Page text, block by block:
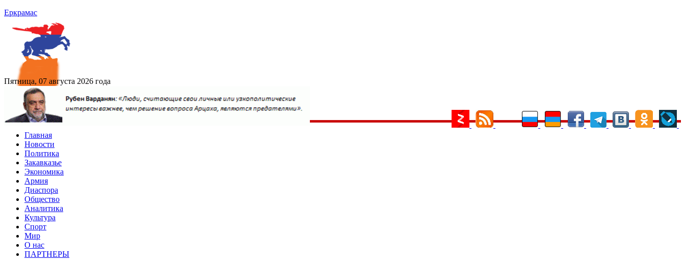
Еркрамас
Пятница, 07 августа 2026 года
Главная
Новости
Политика
Закавказье
Экономика
Армия
Диаспора
Общество
Аналитика
Культура
Спорт
Мир
О нас
ПАРТНЕРЫ